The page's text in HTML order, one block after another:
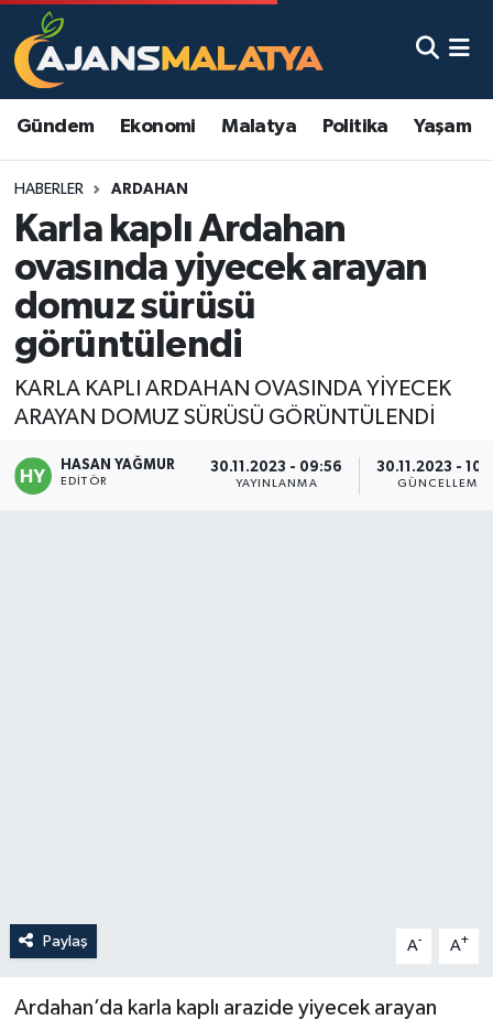
Gündem Ekonomi Malatya Politika Yaşam
HABERLER ARDAHAN
Karla kaplı Ardahan
ovasında yiyecek arayan
domuz sürüsü
görüntülendi
KARLA KAPLI ARDAHAN OVASINDA YİYECEK
ARAYAN DOMUZ SÜRÜSÜ GÖRÜNTÜLENDİ
HASAN YAĞMUR
EDITÖR
30.11.2023 - 09:56
YAYINLANMA
30.11.2023 -
GÜNCELLEME
Paylaş A- A+
Ardahan’da karla kaplı arazide yiyecek arayan
Asayiş
Eğitim
Gündem
Kültür & Sanat
Magazin
Malatya Nöbetçi Eczaneler
Malatya Namaz Vakitleri
Malatya Trafik Yoğunluk Haritası
TFF 3.Lig 2.Grup Puan Durumu ve Fikstür
Son Dakika Haberleri
Haber Arşivi